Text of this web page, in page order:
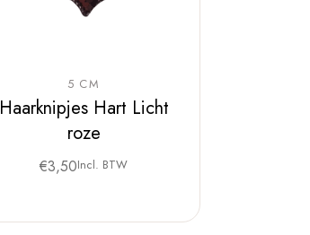
5 CM
Haarknipjes Hart Licht
roze
€3,50Incl. BTW